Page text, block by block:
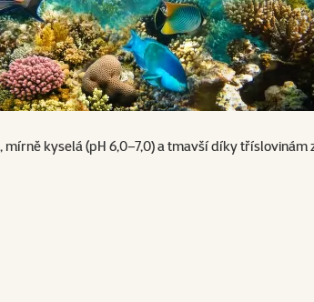
kyselá (pH 6,0–7,0) a tmavší díky tříslovinám